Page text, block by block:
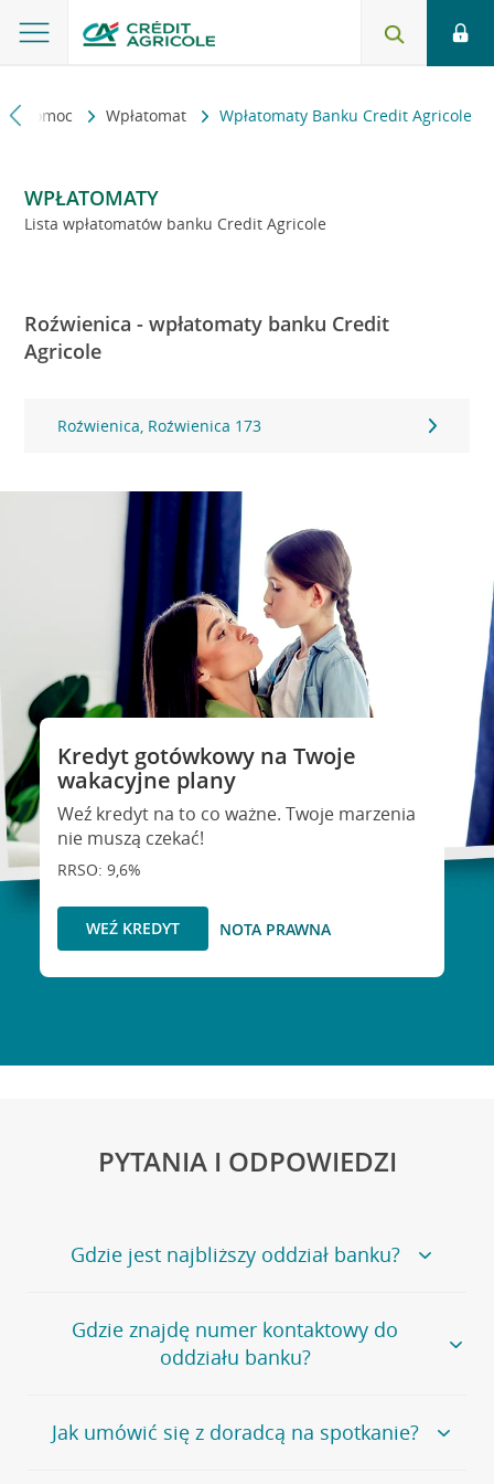
i pomoc Wpłatomat Wpłatomaty Banku Credit Agricole
WPŁATOMATY
Lista wpłatomatów banku Credit Agricole
Roźwienica - wpłatomaty banku Credit
Agricole
Roźwienica, Roźwienica 173
Kredyt gotówkowy na Twoje
wakacyjne plany
Weź kredyt na to co ważne. Twoje marzenia
nie muszą czekać!
RRSO: 9,6%
WEŹ KREDYT NOTA PRAWNA
PYTANIA I ODPOWIEDZI
Gdzie jest najbliższy oddział banku?
Jeśli szukasz oddziału naszego banku, zapraszamy na
stronęPlacówki i bankomaty, na której znajduje się
wygodna wyszukiwarka.
oddziałów
Gdzie znajdę numer kontaktowy do
oddziału banku?
Bank Credit Agricole nie udostępnia ogólnego numeru
telefonu do placówki bankowej.
Jak umówić się z doradcą na spotkanie?